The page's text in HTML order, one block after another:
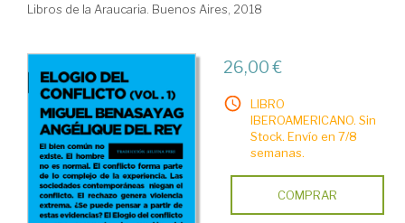
Libros de la Araucaria. Buenos Aires, 2018
26,00 €
LIBRO
IBEROAMERICANO. Sin
Stock. Envío en 7/8
semanas.
COMPRAR